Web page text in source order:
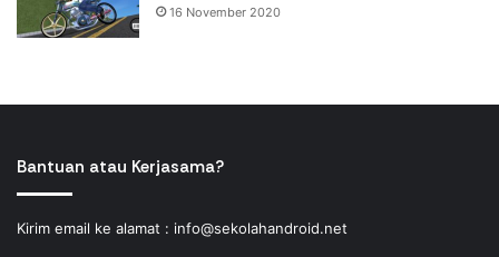
16 November 2020
Bantuan atau Kerjasama?
Kirim email ke alamat : info@sekolahandroid.net